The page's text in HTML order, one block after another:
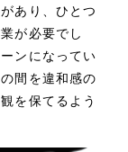
あり、ひとつ
が必要でし
ンになってい
間を違和感の
を保てるよう